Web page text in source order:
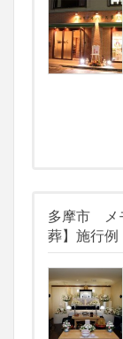
多摩市 メ
葬】施行例